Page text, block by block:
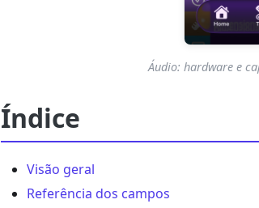
Áudio: hardware e
Índice
Visão geral
Referência dos campos